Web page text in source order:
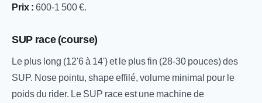
Prix :600-1 500 €.
SUP race (course)
Le plus long (12'6 à 14') et le plus fin (28-30 pouces) des
SUP. Nose pointu, shape effilé, volume minimal pour le
poids du rider. Le SUP race est une machine de